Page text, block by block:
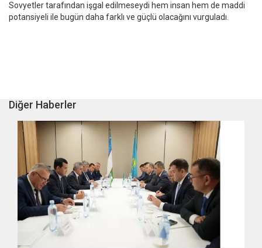
Sovyetler tarafından işgal edilmeseydi hem insan hem de maddi
potansiyeli ile bugün daha farklı ve güçlü olacağını vurguladı.
Diğer Haberler